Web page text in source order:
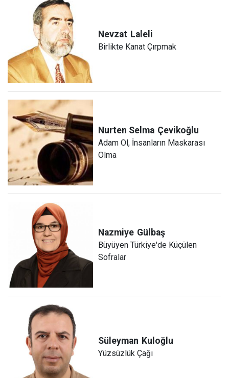
Nevzat Laleli
Birlikte Kanat Çırpmak
Nurten Selma Çevikoğlu
Adam Ol, İnsanların Maskarası
Olma
Nazmiye Gülbaş
Büyüyen Türkiye'de Küçülen
Sofralar
Süleyman Kuloğlu
Yüzsüzlük Çağı